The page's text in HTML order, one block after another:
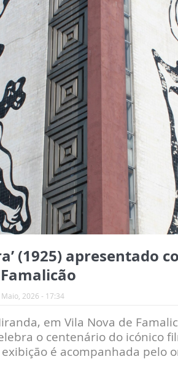
(1925) apresentado
Maio, 2026 - 17:34
em Vila Nova de
o centenário do icónico
é acompanhada pelo